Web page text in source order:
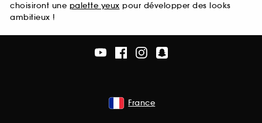
choisiront une palette yeux pour développer des looks
ambitieux !
France